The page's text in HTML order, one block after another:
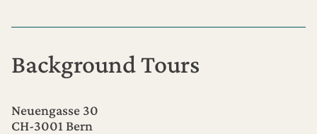
Background Tours
Neuengasse 30
CH-3001 Bern